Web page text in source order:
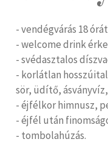
- vendégvárás 18
- welcome drink
- svédasztalos
- korlátlan
sör, üdítő,
- éjfélkor himnusz,
- éjfél után
- tombolahúzás.